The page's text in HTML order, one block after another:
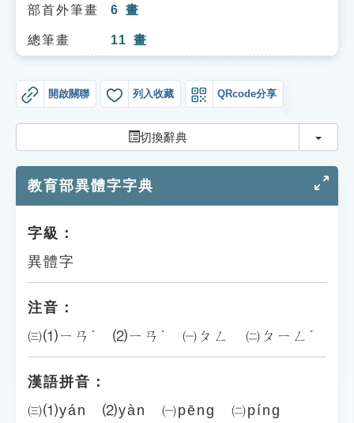
知識索引
單字索引
貓頭鷹博士
部首外筆畫 6 畫
總筆畫 11 畫
開啟關聯 列入收藏 QRcode分享
切換辭典 切換
教育部異體字字典
字級：
異體字
注音：
㈢⑴ㄧㄢˊ ⑵ㄧㄢˋ ㈠ㄆㄥ ㈡ㄆㄧㄥˊ
漢語拼音：
㈢⑴yán ⑵yàn ㈠pēng ㈡píng